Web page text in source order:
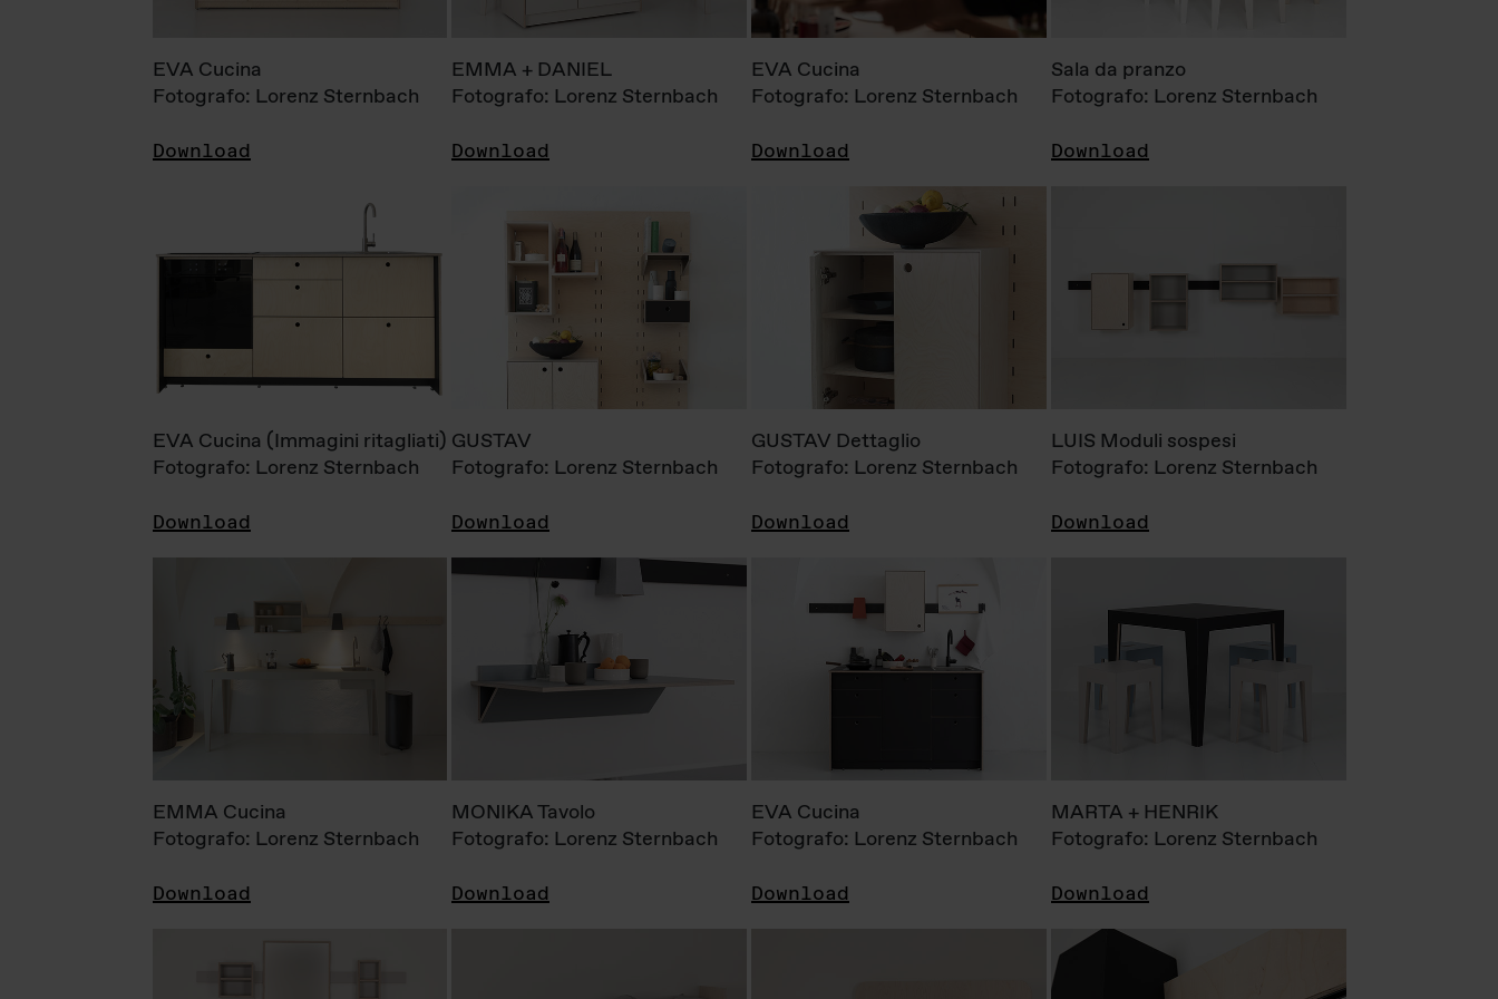
EVA Cucina
Fotografo: Lorenz Sternbach
Download
EMMA + DANIEL
Fotografo: Lorenz Sternbach
Download
EVA Cucina
Fotografo: Lorenz Sternbach
Download
Sala da pranzo
Fotografo: Lorenz Sternbach
Download
EVA Cucina (Immagini ritagliati)
Fotografo: Lorenz Sternbach
Download
GUSTAV
Fotografo: Lorenz Sternbach
Download
GUSTAV Dettaglio
Fotografo: Lorenz Sternbach
Download
LUIS Moduli sospesi
Fotografo: Lorenz Sternbach
Download
EMMA Cucina
Fotografo: Lorenz Sternbach
Download
MONIKA Tavolo
Fotografo: Lorenz Sternbach
Download
EVA Cucina
Fotografo: Lorenz Sternbach
Download
MARTA + HENRIK
Fotografo: Lorenz Sternbach
Download